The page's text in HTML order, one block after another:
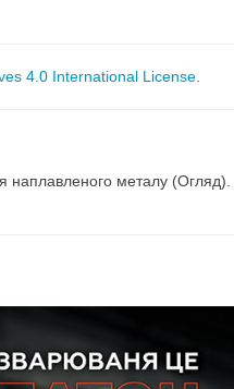
4.0 International License
наплавленого металу (Огляд).